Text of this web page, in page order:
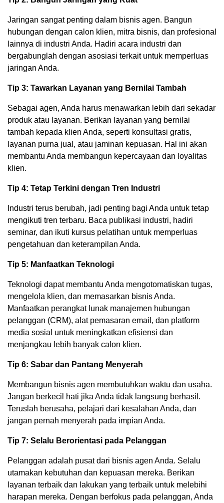
Jaringan sangat penting dalam bisnis agen. Bangun
hubungan dengan calon klien, mitra bisnis, dan profesional
lainnya di industri Anda. Hadiri acara industri dan
bergabunglah dengan asosiasi terkait untuk memperluas
jaringan Anda.
Tip 3: Tawarkan Layanan yang Bernilai Tambah
Sebagai agen, Anda harus menawarkan lebih dari sekadar
produk atau layanan. Berikan layanan yang bernilai
tambah kepada klien Anda, seperti konsultasi gratis,
layanan purna jual, atau jaminan kepuasan. Hal ini akan
membantu Anda membangun kepercayaan dan loyalitas
klien.
Tip 4: Tetap Terkini dengan Tren Industri
Industri terus berubah, jadi penting bagi Anda untuk tetap
mengikuti tren terbaru. Baca publikasi industri, hadiri
seminar, dan ikuti kursus pelatihan untuk memperluas
pengetahuan dan keterampilan Anda.
Tip 5: Manfaatkan Teknologi
Teknologi dapat membantu Anda mengotomatiskan tugas,
mengelola klien, dan memasarkan bisnis Anda.
Manfaatkan perangkat lunak manajemen hubungan
pelanggan (CRM), alat pemasaran email, dan platform
media sosial untuk meningkatkan efisiensi dan
menjangkau lebih banyak calon klien.
Tip 6: Sabar dan Pantang Menyerah
Membangun bisnis agen membutuhkan waktu dan usaha.
Jangan berkecil hati jika Anda tidak langsung berhasil.
Teruslah berusaha, pelajari dari kesalahan Anda, dan
jangan pernah menyerah pada impian Anda.
Tip 7: Selalu Berorientasi pada Pelanggan
Pelanggan adalah pusat dari bisnis agen Anda. Selalu
utamakan kebutuhan dan kepuasan mereka. Berikan
layanan terbaik dan lakukan yang terbaik untuk melebihi
harapan mereka. Dengan berfokus pada pelanggan, Anda